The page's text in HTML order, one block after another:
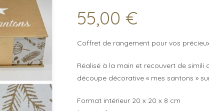
55,00 €
Coffret de rangement pour vos
Réalisé à la main et recouvert de simili
découpe décorative « mes santons »
Format intérieur 20 x 20 x 8 cm